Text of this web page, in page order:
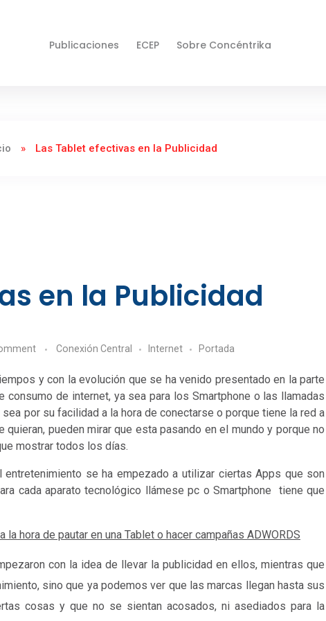
Publicaciones ECEP Sobre Concéntrika
» Las Tablet efectivas en la Publicidad
en la Publicidad
Conexión Central Internet Portada
y con la evolución que se ha venido presentado en la parte
de internet, ya sea para los Smartphone o las llamadas
por su facilidad a la hora de conectarse o porque tiene la red a
pueden mirar que esta pasando en el mundo y porque no
mostrar todos los días.
se ha empezado a utilizar ciertas Apps que son
cada aparato tecnológico llámese pc o Smartphone tiene que
hora de pautar en una Tablet o hacer campañas ADWORDS
con la idea de llevar la publicidad en ellos, mientras que
sino que ya podemos ver que las marcas llegan hasta sus
cosas y que no se sientan acosados, ni asediados para la